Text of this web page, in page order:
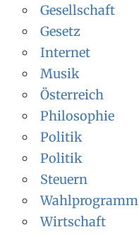
Gesellschaft
Gesetz
Internet
Musik
Österreich
Philosophie
Politik
Politik
Steuern
Wahlprogramm
Wirtschaft